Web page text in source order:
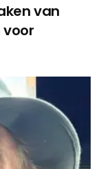
van
voor